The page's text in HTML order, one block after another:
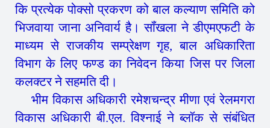
कि प्रत्येक पोक्सो प्रकरण को बाल कल्याण समिति को
भिजवाया जाना अनिवार्य है। सॉंखला ने डीएमएफटी के
माध्यम से राजकीय सम्प्रेक्षण गृह, बाल अधिकारिता
विभाग के लिए फण्ड का निवेदन किया जिस पर जिला
कलक्टर ने सहमति दी।
भीम विकास अधिकारी रमेशचन्द्र मीणा एवं रेलमगरा
विकास अधिकारी बी.एल. विश्नाई ने ब्लॉक से संबंधित